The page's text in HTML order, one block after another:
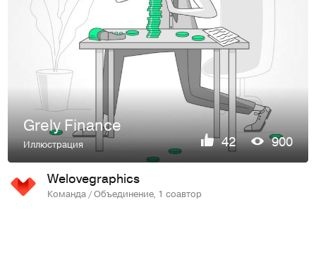
Grely Finance
Иллюстрация 42 900
Welovegraphics
Команда / Объединение, 1 соавтор